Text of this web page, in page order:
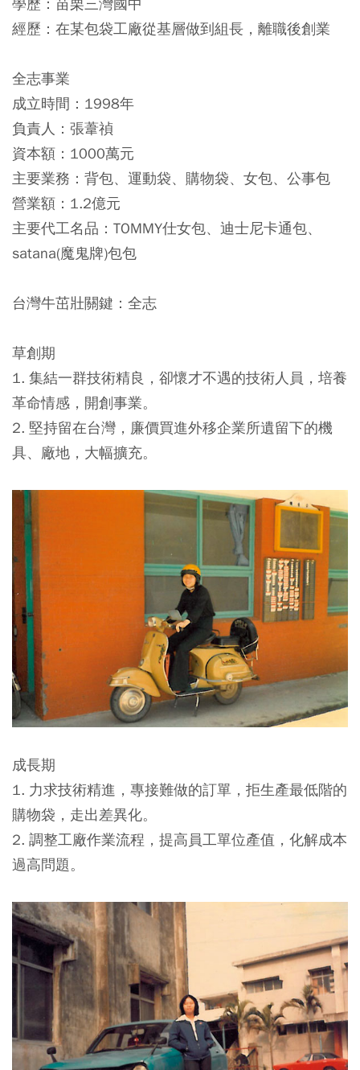
經歷：在某包袋工廠從基層做到組長，離職後創業
全志事業
成立時間：1998年
負責人：張葦禎
資本額：1000萬元
主要業務：背包、運動袋、購物袋、女包、公事包
營業額：1.2億元
主要代工名品：TOMMY仕女包、迪士尼卡通包、
satana(魔鬼牌)包包
台灣牛茁壯關鍵：全志
草創期
1. 集結一群技術精良，卻懷才不遇的技術人員，培養
革命情感，開創事業。
2. 堅持留在台灣，廉價買進外移企業所遺留下的機
具、廠地，大幅擴充。
成長期
1. 力求技術精進，專接難做的訂單，拒生產最低階的
購物袋，走出差異化。
2. 調整工廠作業流程，提高員工單位產值，化解成本
過高問題。